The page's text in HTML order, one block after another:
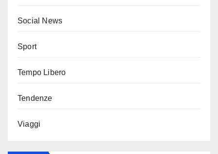
Social News
Sport
Tempo Libero
Tendenze
Viaggi